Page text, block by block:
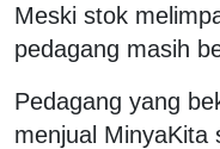
Meski stok
pedagang masih
Pedagang yang
menjual MinyaKita